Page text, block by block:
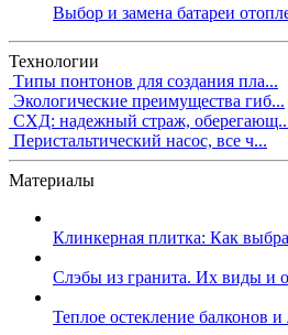
Выбор и замена батареи
Технологии
Типы понтонов для создания пла...
Экологические преимущества гиб...
СХД: надежный страж,
Перистальтический насос, все ч...
Материалы
Клинкерная плитка: Как
Слэбы из гранита. Их виды и
Теплое остекление балконов